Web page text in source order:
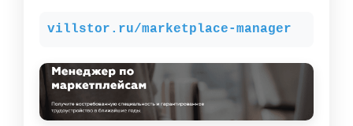
villstor.ru/marketplace-manager